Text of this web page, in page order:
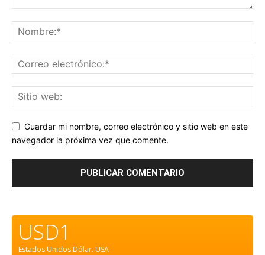
Guardar mi nombre, correo electrónico y sitio web en este
navegador la próxima vez que comente.
USD1
Estados Unidos Dólar. USA